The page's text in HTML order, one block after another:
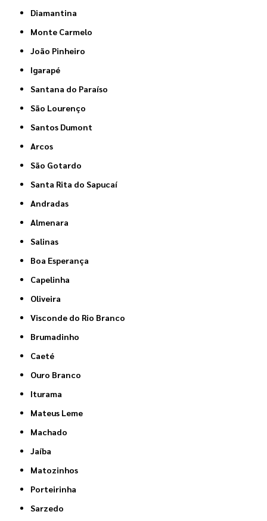
Diamantina
Monte Carmelo
João Pinheiro
Igarapé
Santana do Paraíso
São Lourenço
Santos Dumont
Arcos
São Gotardo
Santa Rita do Sapucaí
Andradas
Almenara
Salinas
Boa Esperança
Capelinha
Oliveira
Visconde do Rio Branco
Brumadinho
Caeté
Ouro Branco
Iturama
Mateus Leme
Machado
Jaíba
Matozinhos
Porteirinha
Sarzedo